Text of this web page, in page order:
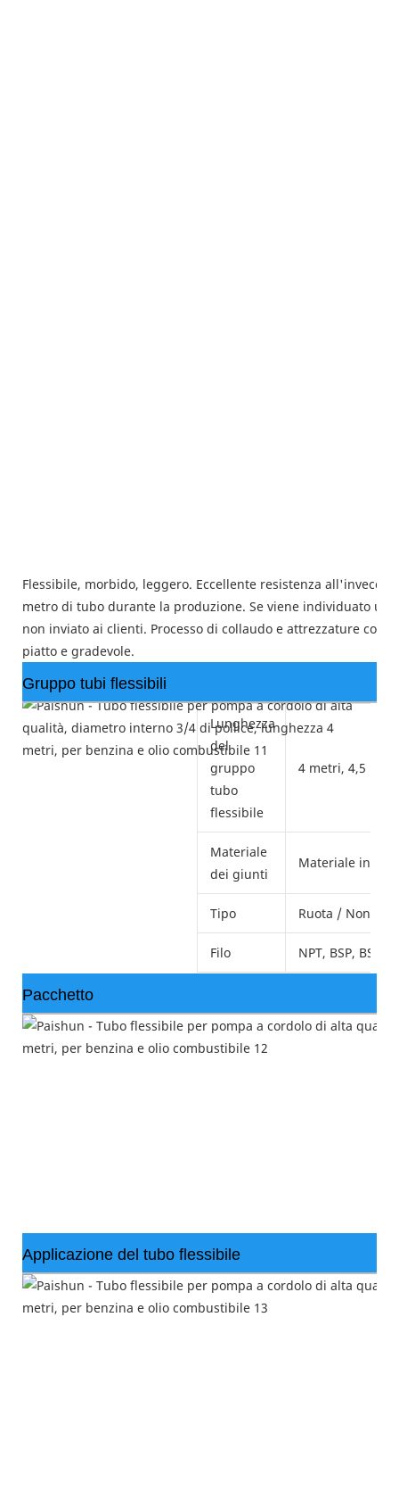
Flessibile, morbido, leggero. Eccellente resistenza
metro di tubo durante la produzione. Se viene individuato un
non inviato ai clienti. Processo di collaudo e attrezzature
piatto e gradevole.
Gruppo tubi flessibili
Lunghezza
del
gruppo
tubo
flessibile
4 metri, 4,5
Materiale
dei giunti
Materiale in
Tipo Ruota / Non
Filo NPT, BSP, BSPT.
Pacchetto
Applicazione del tubo flessibile